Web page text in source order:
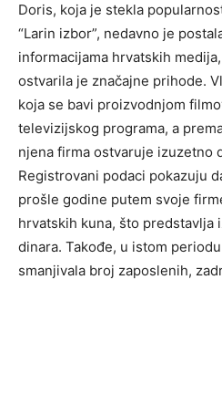
Doris, koja je stekla
“Larin izbor”, nedavno je
informacijama hrvatskih
ostvarila je značajne prihode.
koja se bavi proizvodnjom
televizijskog programa, a
njena firma ostvaruje izuzetno
Registrovani podaci pokazuju
prošle godine putem svoje
hrvatskih kuna, što predstavlja
dinara. Takođe, u istom
smanjivala broj zaposlenih,